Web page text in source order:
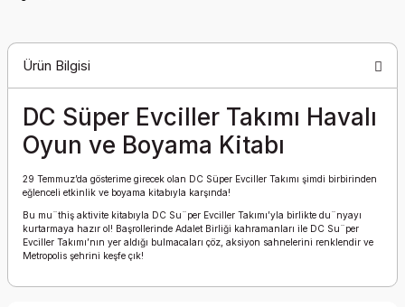
Ürün Bilgisi
DC Süper Evciller Takımı Havalı
Oyun ve Boyama Kitabı
29 Temmuz’da gösterime girecek olan DC Süper Evciller Takımı şimdi birbirinden
eğlenceli etkinlik ve boyama kitabıyla karşında!
Bu mu¨thiş aktivite kitabıyla DC Su¨per Evciller Takımı’yla birlikte du¨nyayı
kurtarmaya hazır ol! Başrollerinde Adalet Birliği kahramanları ile DC Su¨per
Evciller Takımı’nın yer aldığı bulmacaları çöz, aksiyon sahnelerini renklendir ve
Metropolis şehrini keşfe çık!